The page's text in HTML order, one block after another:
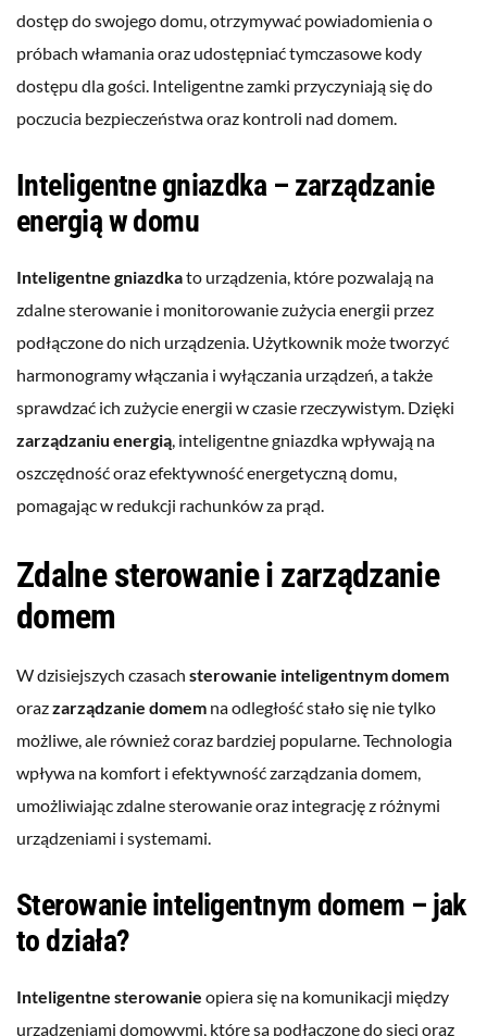
dostęp do swojego domu, otrzymywać powiadomienia o
próbach włamania oraz udostępniać tymczasowe kody
dostępu dla gości. Inteligentne zamki przyczyniają się do
poczucia bezpieczeństwa oraz kontroli nad domem.
Inteligentne gniazdka – zarządzanie
energią w domu
Inteligentne gniazdkato urządzenia, które pozwalają na
zdalne sterowanie i monitorowanie zużycia energii przez
podłączone do nich urządzenia. Użytkownik może tworzyć
harmonogramy włączania i wyłączania urządzeń, a także
sprawdzać ich zużycie energii w czasie rzeczywistym. Dzięki
zarządzaniu energią, inteligentne gniazdka wpływają na
oszczędność oraz efektywność energetyczną domu,
pomagając w redukcji rachunków za prąd.
Zdalne sterowanie i zarządzanie
domem
W dzisiejszych czasach sterowanie inteligentnym domem
orazzarządzanie domem na odległość stało się nie tylko
możliwe, ale również coraz bardziej popularne. Technologia
wpływa na komfort i efektywność zarządzania domem,
umożliwiając zdalne sterowanie oraz integrację z różnymi
urządzeniami i systemami.
Sterowanie inteligentnym domem – jak
to działa?
Inteligentne sterowanie opiera się na komunikacji między
urządzeniami domowymi, które są podłączone do sieci oraz